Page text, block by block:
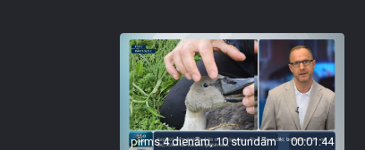
pirms 4 dienām, 10 stundām 00:01:44